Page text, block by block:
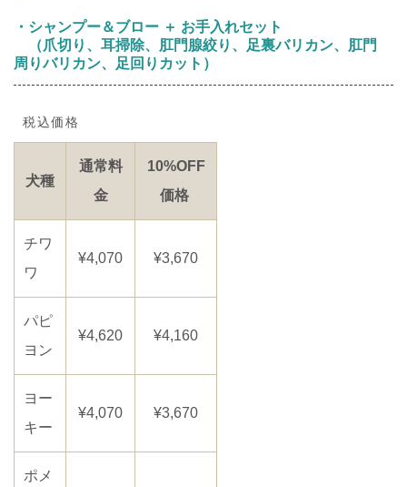
・シャンプー＆ブロー ＋ お手入れセット
（爪切り、耳掃除、肛門腺絞り、足裏バリカン、肛門
周りバリカン、足回りカット）
税込価格
犬種
通常料
金
10%OFF
価格
チワ
ワ
¥4,070 ¥3,670
パピ
ヨン
¥4,620 ¥4,160
ヨー
キー
¥4,070 ¥3,670
ポメ